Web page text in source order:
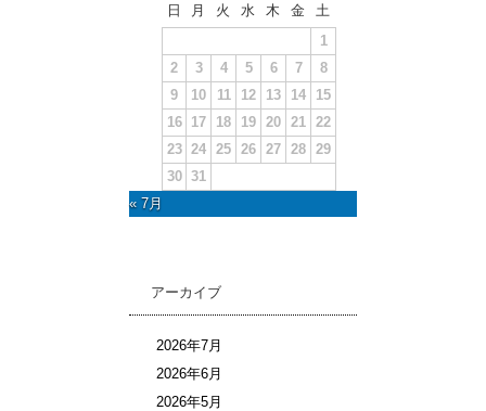
日
月 火 水 木 金
土
1
2
3 4 5 6 7
8
9
10 11 12 13 14
15
16
17 18 19 20 21
22
23 24 25 26 27 28 29
30 31
« 7月
アーカイブ
2026年7月
2026年6月
2026年5月